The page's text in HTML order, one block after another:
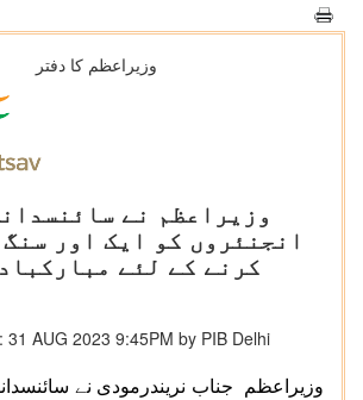
وزیراعظم کا دفتر
وزیراعظم نے
انجنئروں کو ایک اور
کرنے کے لئے
31 AUG 2023 9:45PM by PIB Delhi
وزیراعظم جناب نریندرمودی نے